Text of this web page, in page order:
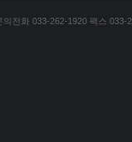
전화 033-262-1920 팩스 033-